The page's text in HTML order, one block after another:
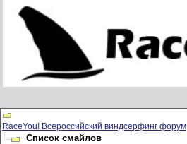
RaceYou! Всероссийский виндсерфинг форум
Список смайлов